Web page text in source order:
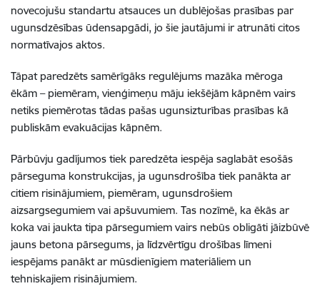
novecojušu standartu atsauces un dublējošas prasības par
ugunsdzēsības ūdensapgādi, jo šie jautājumi ir atrunāti citos
normatīvajos aktos.
Tāpat paredzēts samērīgāks regulējums mazāka mēroga
ēkām – piemēram, vienģimeņu māju iekšējām kāpnēm vairs
netiks piemērotas tādas pašas ugunsizturības prasības kā
publiskām evakuācijas kāpnēm.
Pārbūvju gadījumos tiek paredzēta iespēja saglabāt esošās
pārseguma konstrukcijas, ja ugunsdrošība tiek panākta ar
citiem risinājumiem, piemēram, ugunsdrošiem
aizsargsegumiem vai apšuvumiem. Tas nozīmē, ka ēkās ar
koka vai jaukta tipa pārsegumiem vairs nebūs obligāti jāizbūvē
jauns betona pārsegums, ja līdzvērtīgu drošības līmeni
iespējams panākt ar mūsdienīgiem materiāliem un
tehniskajiem risinājumiem.